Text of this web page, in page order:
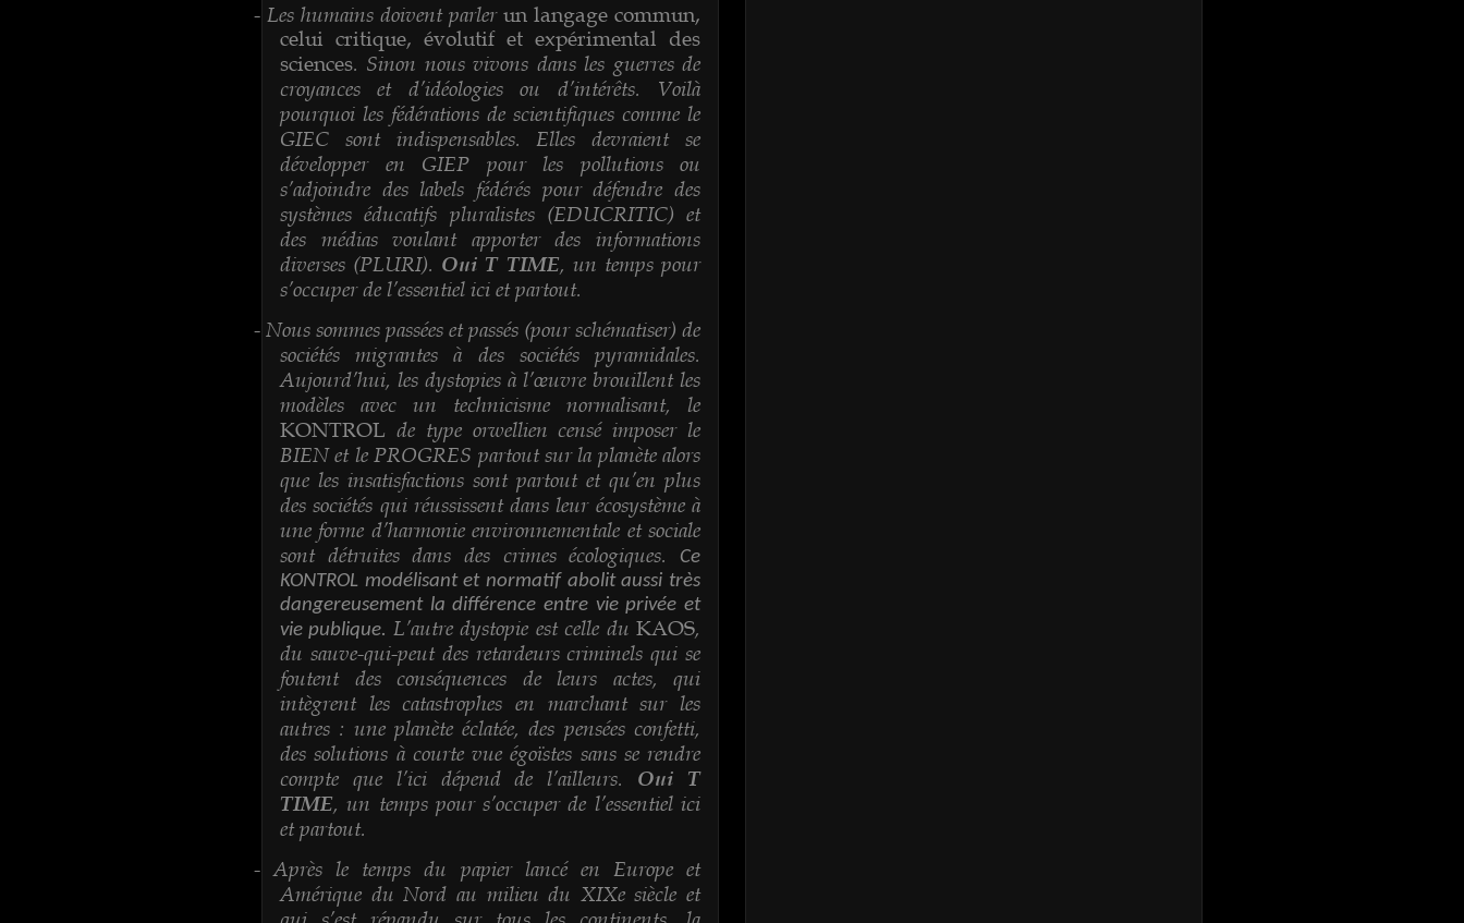
- Les humains doivent parler un langage commun,
celui critique, évolutif et expérimental des
sciences. Sinon nous vivons dans les guerres de
croyances et d’idéologies ou d’intérêts. Voilà
pourquoi les fédérations de scientifiques comme le
GIEC sont indispensables. Elles devraient se
développer en GIEP pour les pollutions ou
s’adjoindre des labels fédérés pour défendre des
systèmes éducatifs pluralistes (EDUCRITIC) et
des médias voulant apporter des informations
diverses (PLURI). Oui T TIME, un temps pour
s’occuper de l’essentiel ici et partout.
- Nous sommes passées et passés (pour schématiser) de
sociétés migrantes à des sociétés pyramidales.
Aujourd’hui, les dystopies à l’œuvre brouillent les
modèles avec un technicisme normalisant, le
KONTROL de type orwellien censé imposer le
BIEN et le PROGRES partout sur la planète alors
que les insatisfactions sont partout et qu’en plus
des sociétés qui réussissent dans leur écosystème à
une forme d’harmonie environnementale et sociale
sont détruites dans des crimes écologiques.
Ce
KONTROL modélisant et normatif abolit aussi très
dangereusement la différence entre vie privée et
vie publique. L’autre dystopie est celle duKAOS,
du sauve-qui-peut des retardeurs criminels qui se
foutent des conséquences de leurs actes, qui
intègrent les catastrophes en marchant sur les
autres : une planète éclatée, des pensées confetti,
des solutions à courte vue égoïstes sans se rendre
compte que l’ici dépend de l’ailleurs. Oui T
TIME, un temps pour s’occuper de l’essentiel ici
et partout.
- Après le temps du papier lancé en Europe et
Amérique du Nord au milieu du XIXe siècle et